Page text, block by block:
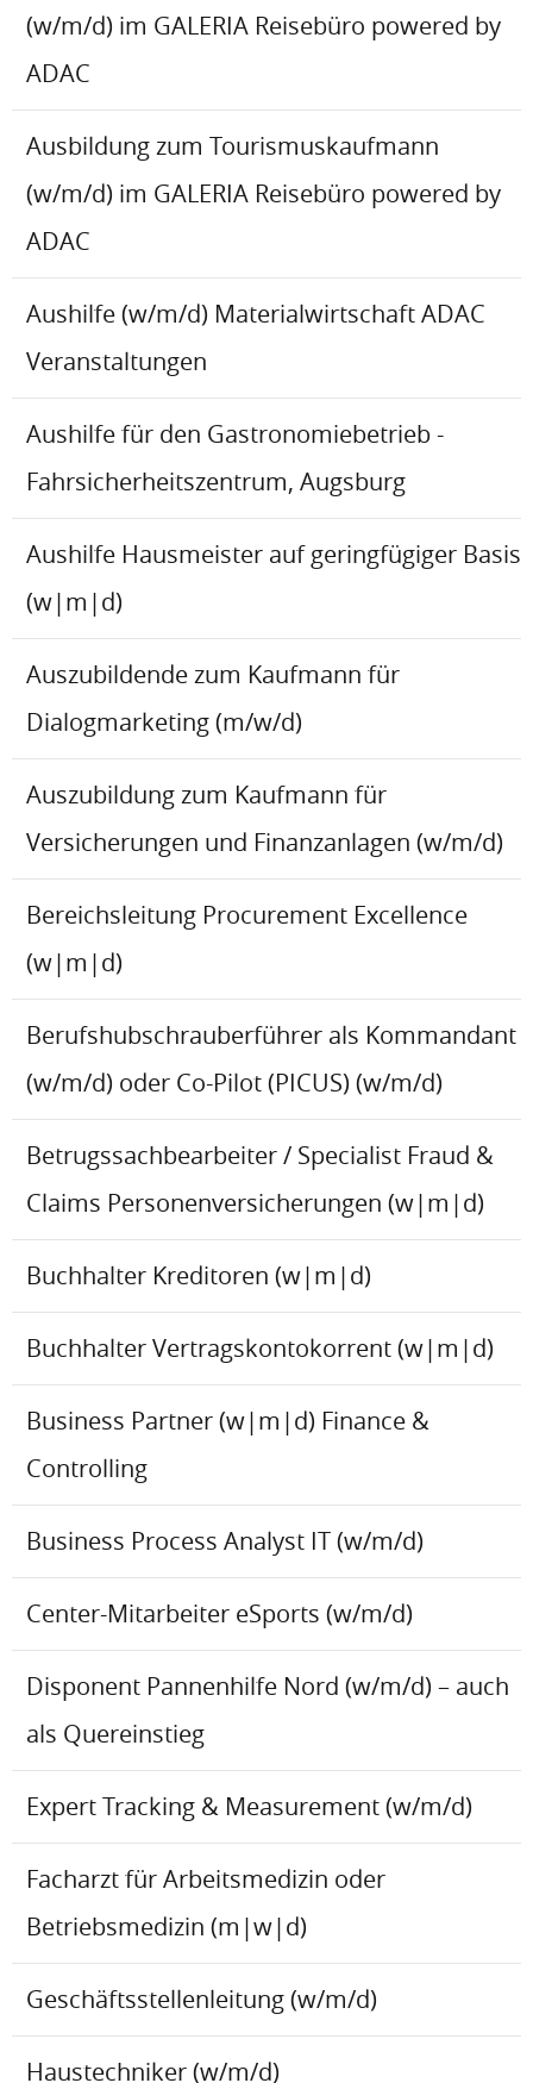
(w/m/d) im GALERIA Reisebüro powered by
ADAC
Ausbildung zum Tourismuskaufmann
(w/m/d) im GALERIA Reisebüro powered by
ADAC
Aushilfe (w/m/d) Materialwirtschaft ADAC
Veranstaltungen
Aushilfe für den Gastronomiebetrieb -
Fahrsicherheitszentrum, Augsburg
Aushilfe Hausmeister auf geringfügiger Basis
(w|m|d)
Auszubildende zum Kaufmann für
Dialogmarketing (m/w/d)
Auszubildung zum Kaufmann für
Versicherungen und Finanzanlagen (w/m/d)
Bereichsleitung Procurement Excellence
(w|m|d)
Berufshubschrauberführer als Kommandant
(w/m/d) oder Co-Pilot (PICUS) (w/m/d)
Betrugssachbearbeiter / Specialist Fraud &
Claims Personenversicherungen (w|m|d)
Buchhalter Kreditoren (w|m|d)
Buchhalter Vertragskontokorrent (w|m|d)
Business Partner (w|m|d) Finance &
Controlling
Business Process Analyst IT (w/m/d)
Center-Mitarbeiter eSports (w/m/d)
Disponent Pannenhilfe Nord (w/m/d) – auch
als Quereinstieg
Expert Tracking & Measurement (w/m/d)
Facharzt für Arbeitsmedizin oder
Betriebsmedizin (m|w|d)
Geschäftsstellenleitung (w/m/d)
Haustechniker (w/m/d)